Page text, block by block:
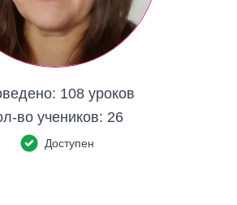
108 уроков
во учеников: 26
Доступен